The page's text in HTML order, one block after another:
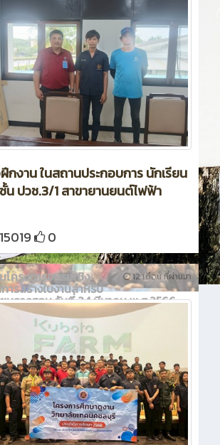
กงาน ในสถานประกอบการ นักเรียน
น ปวช.3/1 สาขายานยนต์ไฟฟ้า
15019 0
12 เดือน ที่ผ่านมา
โครงการอบรมเชิง
รสร้างใบงานสำหรับ
ยนการสอน วันที่ 24 มีนาคม พ.ศ.2566